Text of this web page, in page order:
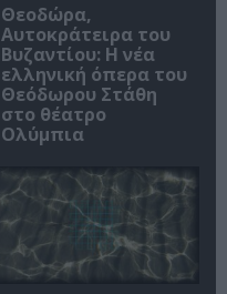
Θεοδώρα,
Αυτοκράτειρα του
Βυζαντίου: Η νέα
ελληνική όπερα του
Θεόδωρου Στάθη
στο θέατρο
Ολύμπια